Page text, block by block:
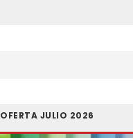
OFERTA JULIO 2026